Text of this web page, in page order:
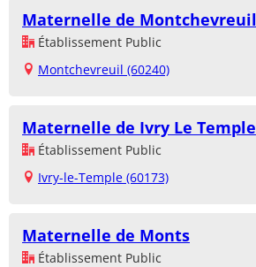
Maternelle de Montchevreuil
Établissement Public
Montchevreuil (60240)
Maternelle de Ivry Le Temple
Établissement Public
Ivry-le-Temple (60173)
Maternelle de Monts
Établissement Public